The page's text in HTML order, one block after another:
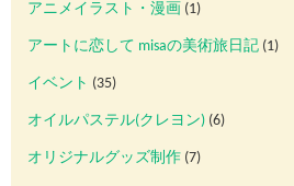
アニメイラスト・漫画 (1)
アートに恋して misaの美術旅日記 (1)
イベント (35)
オイルパステル(クレヨン) (6)
オリジナルグッズ制作 (7)